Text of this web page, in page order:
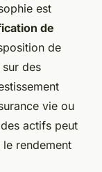
est
de
de
des
vie ou
actifs peut
rendement